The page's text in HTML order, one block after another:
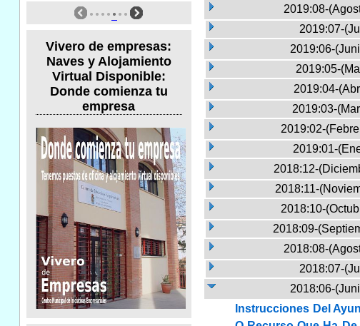
Vivero de empresas:
Naves y Alojamiento
Virtual Disponible:
Donde comienza tu
empresa
2019:08-
2019:07-
2019:06-
2019:05-
2019:04-
2019:03-
2019:02-
2019:01-
2018:12-
2018:11-
2018:10-
2018:09-
2018:08-
2018:07-
2018:06-
Instrucciones Del